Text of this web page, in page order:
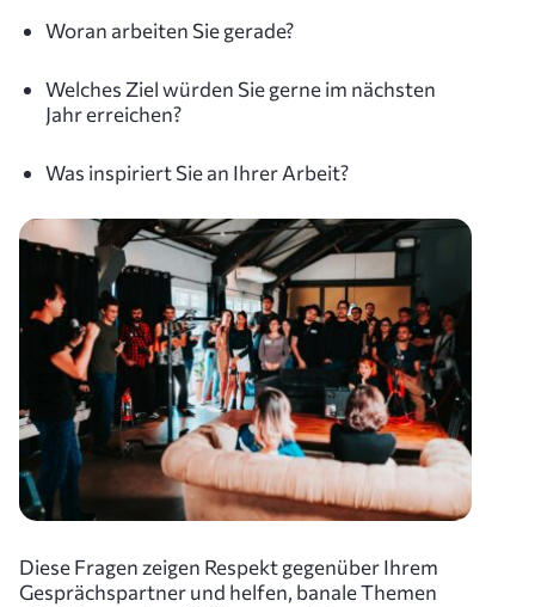
Woran arbeiten Sie gerade?
Welches Ziel würden Sie gerne im nächsten
Jahr erreichen?
Was inspiriert Sie an Ihrer Arbeit?
Diese Fragen zeigen Respekt gegenüber Ihrem
Gesprächspartner und helfen, banale Themen